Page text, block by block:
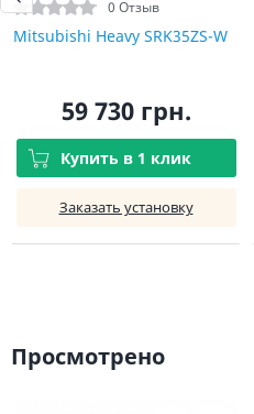
0 Отзыв
Mitsubishi Heavy SRK35ZS-W
59 730 грн.
Купить в 1 клик
Заказать установку
Просмотрено